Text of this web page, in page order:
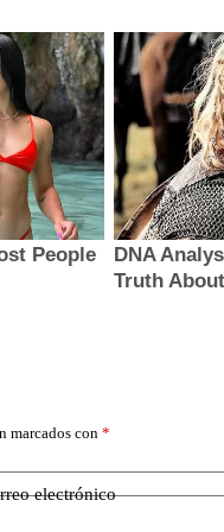
marcados con *
electrónico